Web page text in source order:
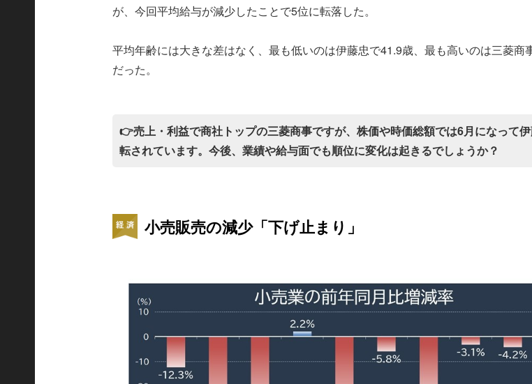
が、今回平均給与が減少したことで5位に転落した。
平均年齢には大きな差はなく、最も低いのは伊藤忠で41.9歳、最も高いのは三菱商
だった。
👉売上・利益で商社トップの三菱商事ですが、株価や時価総額では6月になって
転されています。今後、業績や給与面でも順位に変化は起きるでしょうか？
小売販売の減少「下げ止まり」